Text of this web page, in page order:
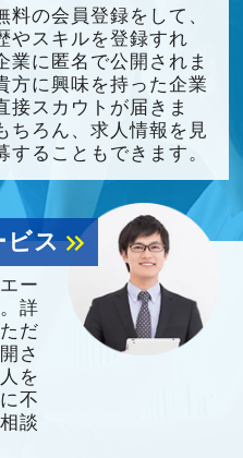
料の会員登録をして、
やスキルを登録すれ
業に匿名で公開されま
方に興味を持った企業
接スカウトが届きま
ちろん、求人情報を見
することもできます。
ビスkeyboard_double_arrow_right
ー
詳
だ
さ
を
不
談